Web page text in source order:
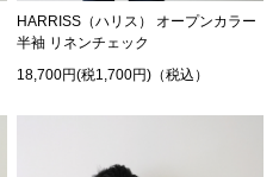
HARRISS（ハリス） オープンカラー
半袖 リネンチェック
18,700円(税1,700円)（税込）